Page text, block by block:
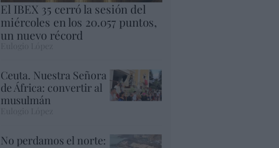
El IBEX 35 cerró la sesión del
miércoles en los 20.057 puntos,
un nuevo récord
Ceuta. Nuestra Señora
de África: convertir al
musulmán
No perdamos el norte: